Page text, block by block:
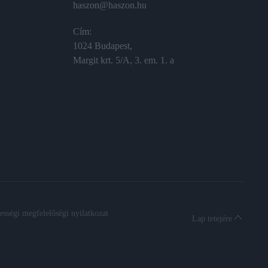
haszon@haszon.hu
Cím:
1024 Budapest,
Margit krt. 5/A, 3. em. 1. a
megfelelőségi nyilatkozat
Lap tetejére